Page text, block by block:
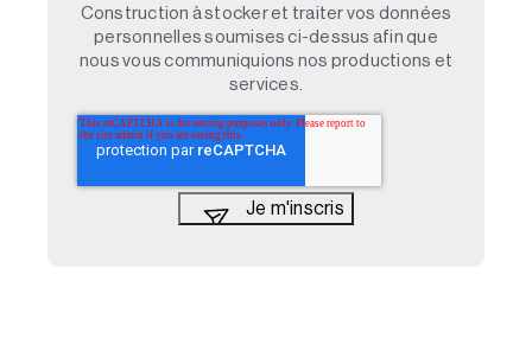
Construction à stocker et traiter vos données
personnelles soumises ci-dessus afin que
nous vous communiquions nos productions et
services.